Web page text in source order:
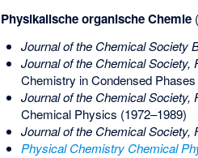
Physikalische organische Chemie
Journal of the Chemical Society
Journal of the Chemical Society,
Chemistry in Condensed
Journal of the Chemical Society,
Chemical Physics (1972–1989)
Journal of the Chemical Society,
Physical Chemistry Chemical